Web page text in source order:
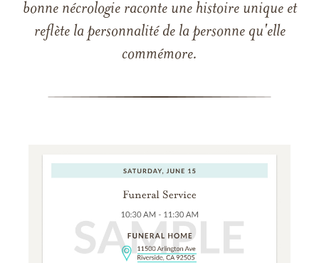
bonne nécrologie raconte une histoire unique et
reflète la personnalité de la personne qu'elle
commémore.